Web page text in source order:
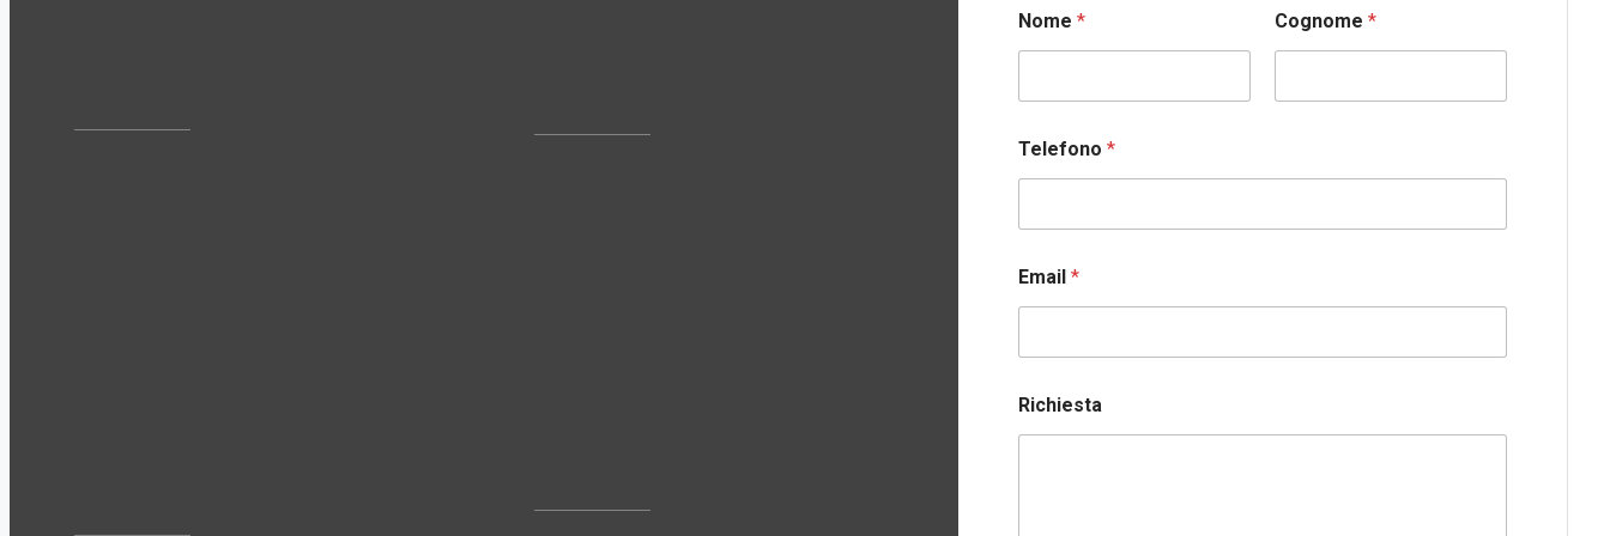
Nome * Cognome *
Telefono *
Email *
Richiesta